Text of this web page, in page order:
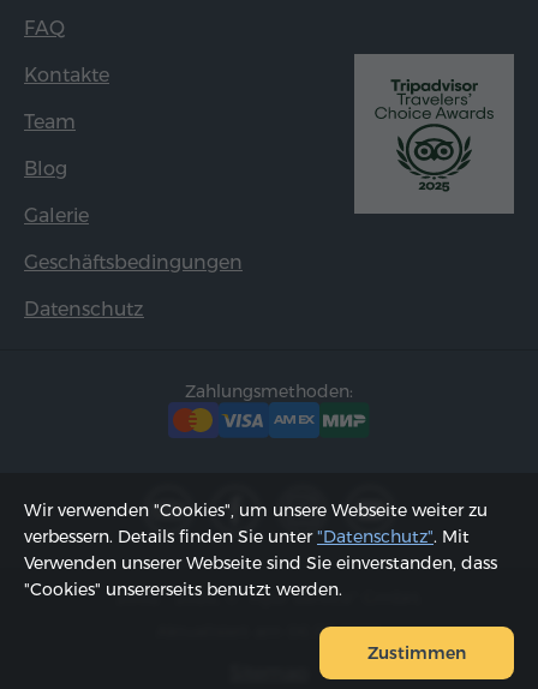
FAQ
Kontakte
Team
Blog
Galerie
Geschäftsbedingungen
Datenschutz
Zahlungsmethoden:
2002 - 2026, © "Hyur Service" GmbH;
Aktualisiert am 06.08.2026
Wir verwenden "Cookies", um unsere Webseite weiter zu
verbessern. Details finden Sie unter"Datenschutz". Mit
Verwenden unserer Webseite sind Sie einverstanden, dass
"Cookies" unsererseits benutzt werden.
Zustimmen